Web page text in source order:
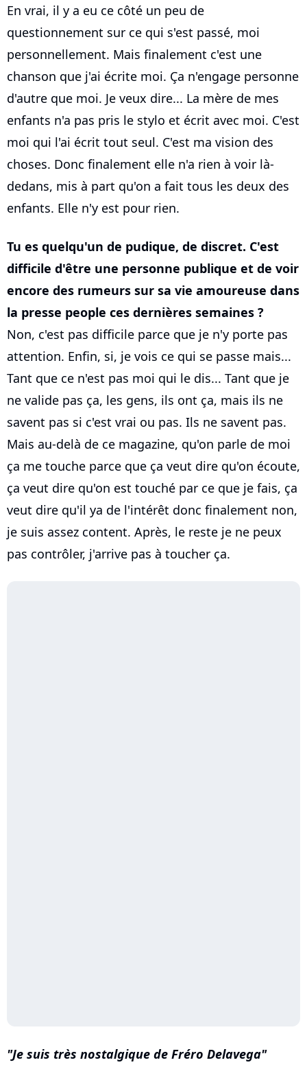
En vrai, il y a eu ce côté un peu de
questionnement sur ce qui s'est passé, moi
personnellement. Mais finalement c'est une
chanson que j'ai écrite moi. Ça n'engage personne
d'autre que moi. Je veux dire... La mère de mes
enfants n'a pas pris le stylo et écrit avec moi. C'est
moi qui l'ai écrit tout seul. C'est ma vision des
choses. Donc finalement elle n'a rien à voir là-
dedans, mis à part qu'on a fait tous les deux des
enfants. Elle n'y est pour rien.
Tu es quelqu'un de pudique, de discret. C'est
difficile d'être une personne publique et de voir
encore des rumeurs sur sa vie amoureuse dans
la presse people ces dernières semaines ?
Non, c'est pas difficile parce que je n'y porte pas
attention. Enfin, si, je vois ce qui se passe mais...
Tant que ce n'est pas moi qui le dis... Tant que je
ne valide pas ça, les gens, ils ont ça, mais ils ne
savent pas si c'est vrai ou pas. Ils ne savent pas.
Mais au-delà de ce magazine, qu'on parle de moi
ça me touche parce que ça veut dire qu'on écoute,
ça veut dire qu'on est touché par ce que je fais, ça
veut dire qu'il ya de l'intérêt donc finalement non,
je suis assez content. Après, le reste je ne peux
pas contrôler, j'arrive pas à toucher ça.
Je suis très nostalgique de Fréro Delavega